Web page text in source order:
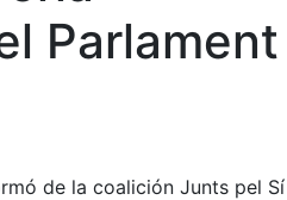
Parlament
de la coalición Junts pel Sí